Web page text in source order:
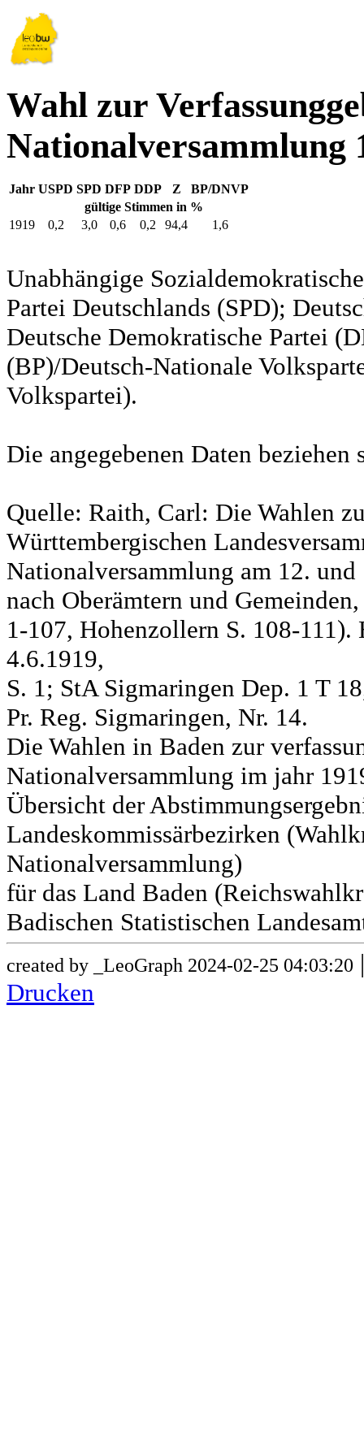
Wahl zur
Nationalversammlung
Jahr USPD SPD DFP DDP Z
BP/DNVP
gültige Stimmen in %
1919
0,2 3,0 0,6 0,2 94,4 1,6
Unabhängige
Partei Deutschlands (SPD);
Deutsche Demokratische Partei
(BP)/Deutsch-Nationale
Volkspartei).
Die angegebenen Daten
Quelle: Raith, Carl: Die Wahlen
Württembergischen
Nationalversammlung am 12. und
nach Oberämtern und
1-107, Hohenzollern S. 108-
4.6.1919,
S. 1; StA Sigmaringen Dep. 1 T
Pr. Reg. Sigmaringen, Nr. 14.
Die Wahlen in Baden zur
Nationalversammlung im jahr
Übersicht der
Landeskommissärbezirken
Nationalversammlung)
für das Land Baden
Badischen Statistischen
created by _LeoGraph 2024-02-25 04:03:20
Drucken